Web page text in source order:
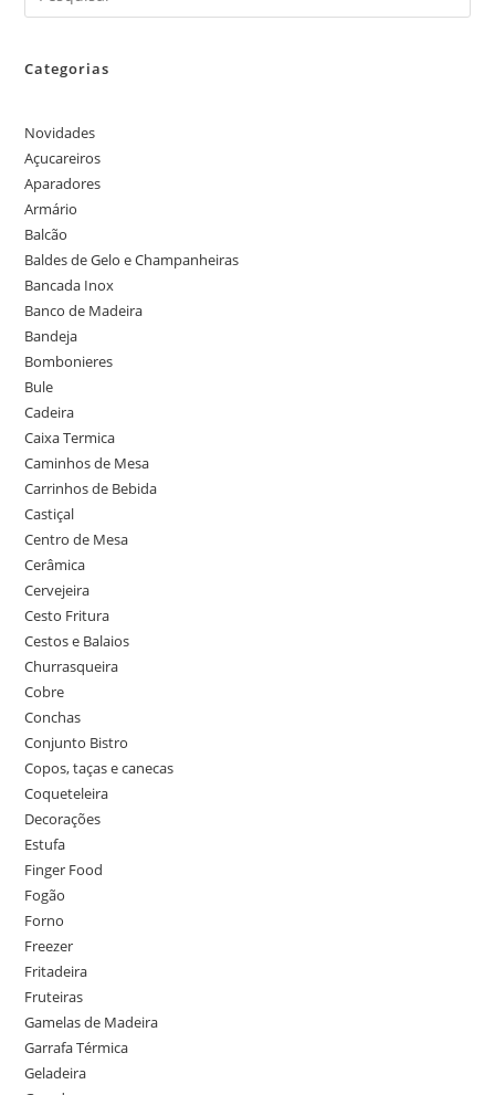
Categorias
Novidades
Açucareiros
Aparadores
Armário
Balcão
Baldes de Gelo e Champanheiras
Bancada Inox
Banco de Madeira
Bandeja
Bombonieres
Bule
Cadeira
Caixa Termica
Caminhos de Mesa
Carrinhos de Bebida
Castiçal
Centro de Mesa
Cerâmica
Cervejeira
Cesto Fritura
Cestos e Balaios
Churrasqueira
Cobre
Conchas
Conjunto Bistro
Copos, taças e canecas
Coqueteleira
Decorações
Estufa
Finger Food
Fogão
Forno
Freezer
Fritadeira
Fruteiras
Gamelas de Madeira
Garrafa Térmica
Geladeira